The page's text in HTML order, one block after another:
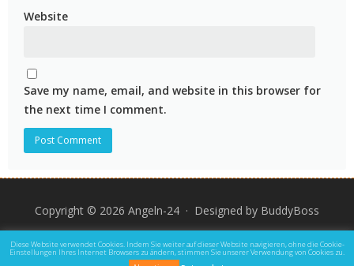
Website
Save my name, email, and website in this browser for
the next time I comment.
Copyright © 2026 Angeln-24 · Designed by BuddyBoss
Impressum Datenschutz und Rechtliche Hinweise
Diese Website verwendet Cookies. Indem Sie weiter auf dieser Website navigieren, ohne die Cookie-
Einstellungen Ihres Internet Browsers zu ändern, stimmen Sie unserer Verwendung von Cookies zu.